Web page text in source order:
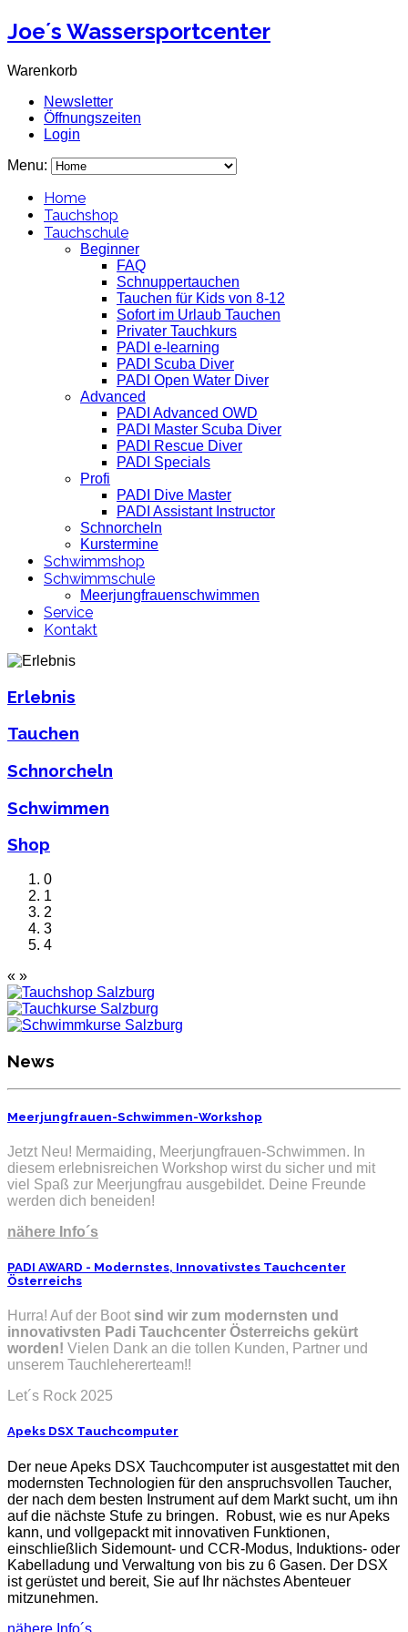
Joe´s Wassersportcenter
Warenkorb
Newsletter
Öffnungszeiten
Login
Menu:
Home
Tauchshop
Tauchschule
Beginner
FAQ
Schnuppertauchen
Tauchen für Kids von 8-12
Sofort im Urlaub Tauchen
Privater Tauchkurs
PADI e-learning
PADI Scuba Diver
PADI Open Water Diver
Advanced
PADI Advanced OWD
PADI Master Scuba Diver
PADI Rescue Diver
PADI Specials
Profi
PADI Dive Master
PADI Assistant Instructor
Schnorcheln
Kurstermine
Schwimmshop
Schwimmschule
Meerjungfrauenschwimmen
Service
Kontakt
Erlebnis
Tauchen
Schnorcheln
Schwimmen
Shop
0
1
2
3
4
« »
News
Meerjungfrauen-Schwimmen-Workshop
Jetzt Neu! Mermaiding, Meerjungfrauen-Schwimmen. In
diesem erlebnisreichen Workshop wirst du sicher und mit
viel Spaß zur Meerjungfrau ausgebildet. Deine Freunde
werden dich beneiden!
nähere Info´s
PADI AWARD - Modernstes, Innovativstes Tauchcenter
Österreichs
Hurra! Auf der Boot sind wir zum modernsten und
innovativsten Padi Tauchcenter Österreichs gekürt
worden! Vielen Dank an die tollen Kunden, Partner und
unserem Tauchlehererteam!!
Let´s Rock 2025
Apeks DSX Tauchcomputer
Der neue Apeks DSX Tauchcomputer ist ausgestattet mit den
modernsten Technologien für den anspruchsvollen Taucher,
der nach dem besten Instrument auf dem Markt sucht, um ihn
auf die nächste Stufe zu bringen. Robust, wie es nur Apeks
kann, und vollgepackt mit innovativen Funktionen,
einschließlich Sidemount- und CCR-Modus, Induktions- oder
Kabelladung und Verwaltung von bis zu 6 Gasen. Der DSX
ist gerüstet und bereit, Sie auf Ihr nächstes Abenteuer
mitzunehmen.
nähere Info´s